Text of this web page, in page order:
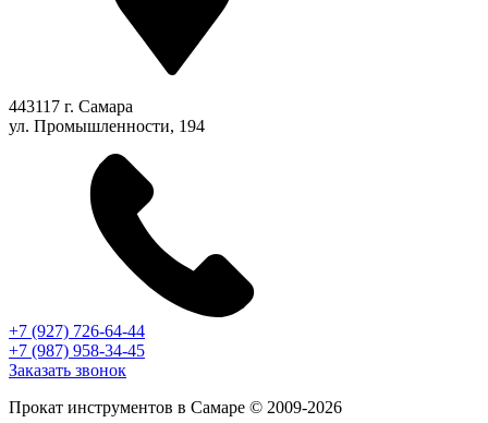
443117 г. Самара
ул. Промышленности, 194
+7 (927) 726-64-44
+7 (987) 958-34-45
Заказать звонок
Прокат инструментов в Самаре © 2009-2026